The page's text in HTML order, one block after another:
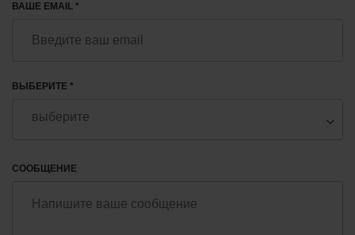
ВАШЕ EMAIL *
ВЫБЕРИТЕ *
СООБЩЕНИЕ